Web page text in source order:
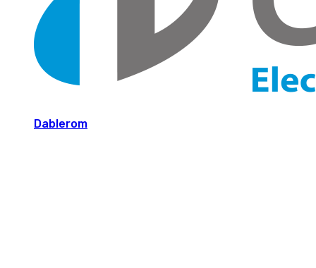
Dablerom